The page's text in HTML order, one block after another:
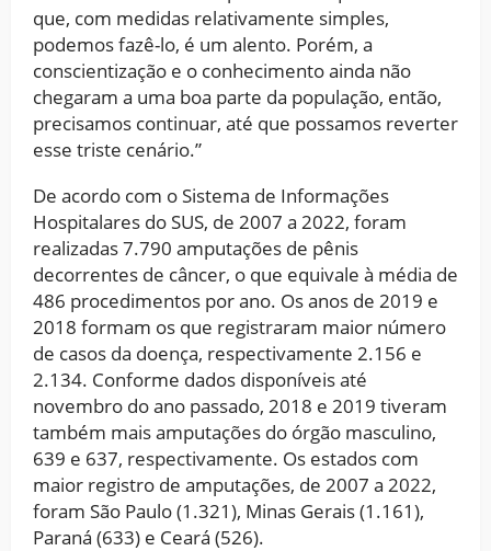
que, com medidas relativamente simples,
podemos fazê-lo, é um alento. Porém, a
conscientização e o conhecimento ainda não
chegaram a uma boa parte da população, então,
precisamos continuar, até que possamos reverter
esse triste cenário.”
De acordo com o Sistema de Informações
Hospitalares do SUS, de 2007 a 2022, foram
realizadas 7.790 amputações de pênis
decorrentes de câncer, o que equivale à média de
486 procedimentos por ano. Os anos de 2019 e
2018 formam os que registraram maior número
de casos da doença, respectivamente 2.156 e
2.134. Conforme dados disponíveis até
novembro do ano passado, 2018 e 2019 tiveram
também mais amputações do órgão masculino,
639 e 637, respectivamente. Os estados com
maior registro de amputações, de 2007 a 2022,
foram São Paulo (1.321), Minas Gerais (1.161),
Paraná (633) e Ceará (526).